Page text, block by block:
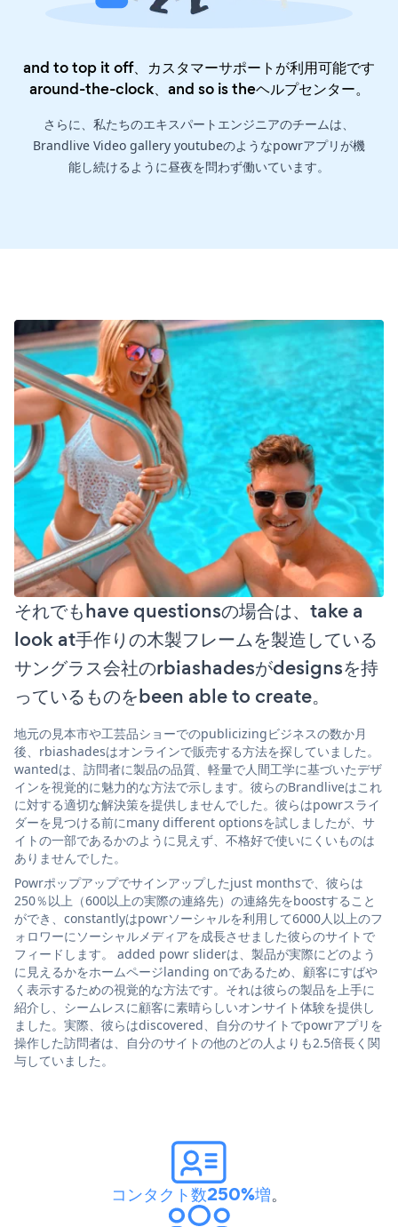
and to top it off、カスタマーサポートが利用可能です
around-the-clock、and so is theヘルプセンター。
さらに、私たちのエキスパートエンジニアのチームは、
Brandlive Video gallery youtubeのようなpowrアプリが機
能し続けるように昼夜を問わず働いています。
それでもhave questionsの場合は、take a
look at手作りの木製フレームを製造している
サングラス会社のrbiashadesがdesignsを持
っているものをbeen able to create。
地元の見本市や工芸品ショーでのpublicizingビジネスの数か月
後、rbiashadesはオンラインで販売する方法を探していました。
wantedは、訪問者に製品の品質、軽量で人間工学に基づいたデザ
インを視覚的に魅力的な方法で示します。彼らのBrandliveはこれ
に対する適切な解決策を提供しませんでした。彼らはpowrスライ
ダーを見つける前にmany different optionsを試しましたが、サ
イトの一部であるかのように見えず、不格好で使いにくいものは
ありませんでした。
Powrポップアップでサインアップしたjust monthsで、彼らは
250％以上（600以上の実際の連絡先）の連絡先をboostすること
ができ、constantlyはpowrソーシャルを利用して6000人以上のフ
ォロワーにソーシャルメディアを成長させました彼らのサイトで
フィードします。 added powr sliderは、製品が実際にどのよう
に見えるかをホームページlanding onであるため、顧客にすばや
く表示するための視覚的な方法です。それは彼らの製品を上手に
紹介し、シームレスに顧客に素晴らしいオンサイト体験を提供し
ました。実際、彼らはdiscovered、自分のサイトでpowrアプリを
操作した訪問者は、自分のサイトの他のどの人よりも2.5倍長く関
与していました。
コンタクト数250%増。